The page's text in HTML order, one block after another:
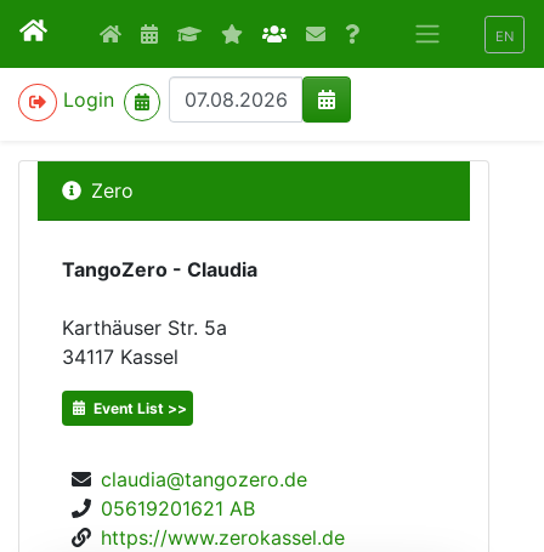
EN
Login
>
Zero
TangoZero - Claudia
Karthäuser Str. 5a
34117 Kassel
Event List >>
claudia@tangozero.de
05619201621 AB
https://www.zerokassel.de